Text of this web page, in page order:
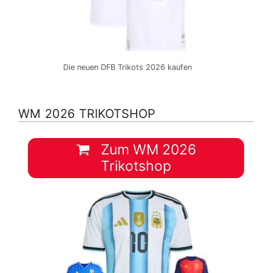
Die neuen DFB Trikots 2026 kaufen
WM 2026 TRIKOTSHOP
Zum WM 2026
Trikotshop